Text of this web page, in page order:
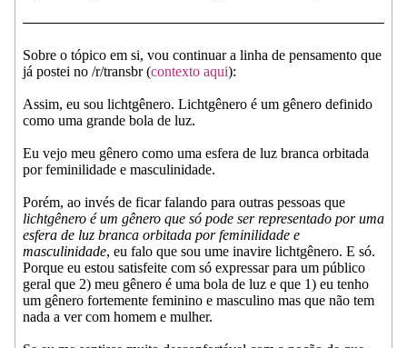
Sobre o tópico em si, vou continuar a linha de pensamento que
já postei no /r/transbr (contexto aqui):
Assim, eu sou lichtgênero. Lichtgênero é um gênero definido
como uma grande bola de luz.
Eu vejo meu gênero como uma esfera de luz branca orbitada
por feminilidade e masculinidade.
Porém, ao invés de ficar falando para outras pessoas que
lichtgênero é um gênero que só pode ser representado por uma
esfera de luz branca orbitada por feminilidade e
masculinidade, eu falo que sou ume inavire lichtgênero. E só.
Porque eu estou satisfeite com só expressar para um público
geral que 2) meu gênero é uma bola de luz e que 1) eu tenho
um gênero fortemente feminino e masculino mas que não tem
nada a ver com homem e mulher.